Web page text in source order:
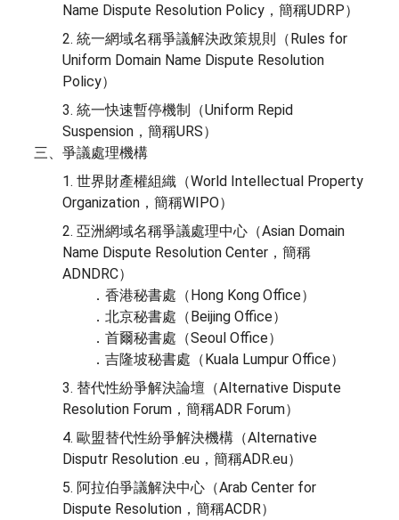
Name Dispute Resolution Policy，簡稱UDRP）
2. 統一網域名稱爭議解決政策規則（Rules for
Uniform Domain Name Dispute Resolution
Policy）
3. 統一快速暫停機制（Uniform Repid
Suspension，簡稱URS）
三、爭議處理機構
1. 世界財產權組織（World Intellectual Property
Organization，簡稱WIPO）
2. 亞洲網域名稱爭議處理中心（Asian Domain
Name Dispute Resolution Center，簡稱
ADNDRC）
．香港秘書處（Hong Kong Office）
．北京秘書處（Beijing Office）
．首爾秘書處（Seoul Office）
．吉隆坡秘書處（Kuala Lumpur Office）
3. 替代性紛爭解決論壇（Alternative Dispute
Resolution Forum，簡稱ADR Forum）
4. 歐盟替代性紛爭解決機構（Alternative
Disputr Resolution .eu，簡稱ADR.eu）
5. 阿拉伯爭議解決中心（Arab Center for
Dispute Resolution，簡稱ACDR）